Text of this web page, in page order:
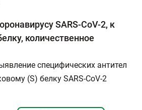
SARS-CoV-2, к
количественное
специфических антител
(S) белку SARS-CoV-2